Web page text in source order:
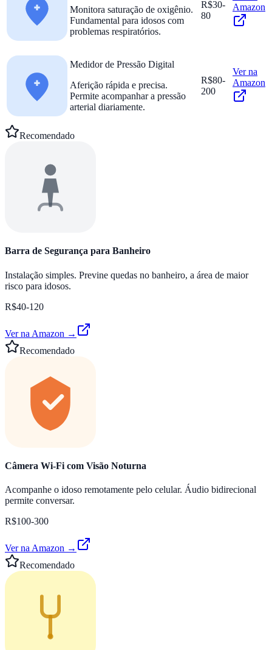
Monitora saturação de oxigênio.
Fundamental para idosos com
problemas respiratórios.
R$30-
80
Amazon
Medidor de Pressão Digital
Aferição rápida e precisa.
Permite acompanhar a pressão
arterial diariamente.
R$80-
200
Ver na
Amazon
Recomendado
Barra de Segurança para Banheiro
Instalação simples. Previne quedas no banheiro, a área de maior
risco para idosos.
R$40-120
Ver na Amazon →
Recomendado
Câmera Wi-Fi com Visão Noturna
Acompanhe o idoso remotamente pelo celular. Áudio bidirecional
permite conversar.
R$100-300
Ver na Amazon →
Recomendado